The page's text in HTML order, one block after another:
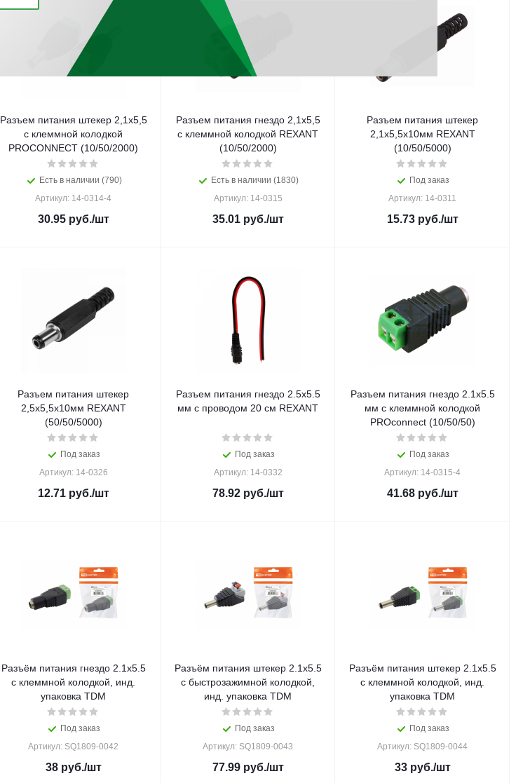
Разъем питания штекер 2,1х5,5
с клеммной колодкой
PROCONNECT (10/50/2000)
Есть в наличии (790)
Артикул: 14-0314-4
30.95руб./шт
Разъем питания гнездо 2,1х5,5
с клеммной колодкой REXANT
(10/50/2000)
Есть в наличии (1830)
Артикул: 14-0315
35.01руб./шт
Разъем питания штекер
2,1х5,5x10мм REXANT
(10/50/5000)
Под заказ
Артикул: 14-0311
15.73руб./шт
Разъем питания штекер
2,5х5,5x10мм REXANT
(50/50/5000)
Под заказ
Артикул: 14-0326
12.71руб./шт
Разъем питания гнездо 2.5х5.5
мм с проводом 20 см REXANT
Под заказ
Артикул: 14-0332
78.92руб./шт
Разъем питания гнездо 2.1х5.5
мм с клеммной колодкой
PROconnect (10/50/50)
Под заказ
Артикул: 14-0315-4
41.68руб./шт
Разъём питания гнездо 2.1х5.5
с клеммной колодкой, инд.
упаковка TDM
Под заказ
Артикул: SQ1809-0042
38руб./шт
Разъём питания штекер 2.1х5.5
с быстрозажимной колодкой,
инд. упаковка TDM
Под заказ
Артикул: SQ1809-0043
77.99руб./шт
Разъём питания штекер 2.1х5.5
с клеммной колодкой, инд.
упаковка TDM
Под заказ
Артикул: SQ1809-0044
33руб./шт